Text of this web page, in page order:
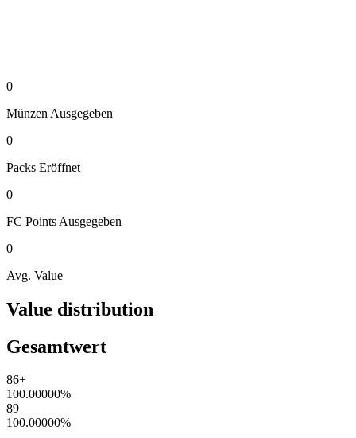
0
Münzen Ausgegeben
0
Packs Eröffnet
0
FC Points Ausgegeben
0
Avg. Value
Value distribution
Gesamtwert
86+
100.00000%
89
100.00000%